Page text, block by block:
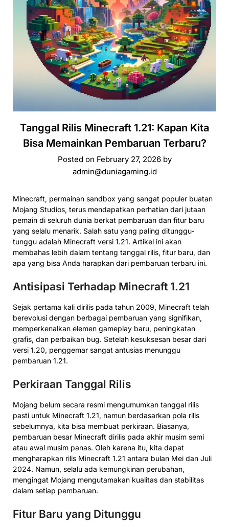
Tanggal Rilis Minecraft 1.21: Kapan Kita
Bisa Memainkan Pembaruan Terbaru?
Posted on February 27, 2026by
admin@duniagaming.id
Minecraft, permainan sandbox yang sangat populer buatan
Mojang Studios, terus mendapatkan perhatian dari jutaan
pemain di seluruh dunia berkat pembaruan dan fitur baru
yang selalu menarik. Salah satu yang paling ditunggu-
tunggu adalah Minecraft versi 1.21. Artikel ini akan
membahas lebih dalam tentang tanggal rilis, fitur baru, dan
apa yang bisa Anda harapkan dari pembaruan terbaru ini.
Antisipasi Terhadap Minecraft 1.21
Sejak pertama kali dirilis pada tahun 2009, Minecraft telah
berevolusi dengan berbagai pembaruan yang signifikan,
memperkenalkan elemen gameplay baru, peningkatan
grafis, dan perbaikan bug. Setelah kesuksesan besar dari
versi 1.20, penggemar sangat antusias menunggu
pembaruan 1.21.
Perkiraan Tanggal Rilis
Mojang belum secara resmi mengumumkan tanggal rilis
pasti untuk Minecraft 1.21, namun berdasarkan pola rilis
sebelumnya, kita bisa membuat perkiraan. Biasanya,
pembaruan besar Minecraft dirilis pada akhir musim semi
atau awal musim panas. Oleh karena itu, kita dapat
mengharapkan rilis Minecraft 1.21 antara bulan Mei dan Juli
2024. Namun, selalu ada kemungkinan perubahan,
mengingat Mojang mengutamakan kualitas dan stabilitas
dalam setiap pembaruan.
Fitur Baru yang Ditunggu